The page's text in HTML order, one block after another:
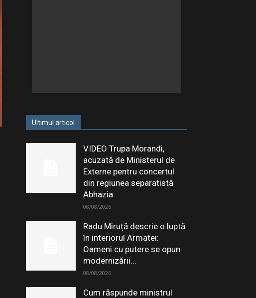
Ultimul articol
VIDEO Trupa Morandi,
acuzată de Ministerul de
Externe pentru concertul
din regiunea separatistă
Abhazia
08/08/2026
Radu Miruță descrie o luptă
în interiorul Armatei:
Oameni cu putere se opun
modernizării...
08/08/2026
Cum răspunde ministrul